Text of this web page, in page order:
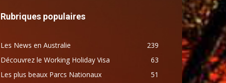
Rubriques populaires
Les News en Australie
239
Découvrez le Working Holiday Visa
63
Les plus beaux Parcs Nationaux
51